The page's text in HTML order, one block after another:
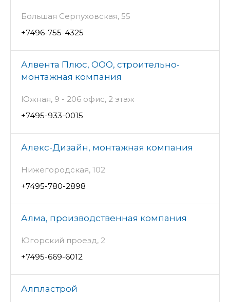
Большая Серпуховская, 55
+7496-755-4325
Алвента Плюс, ООО, строительно-
монтажная компания
Южная, 9 - 206 офис, 2 этаж
+7495-933-0015
Алекс-Дизайн, монтажная компания
Нижегородская, 102
+7495-780-2898
Алма, производственная компания
Югорский проезд, 2
+7495-669-6012
Алпластрой